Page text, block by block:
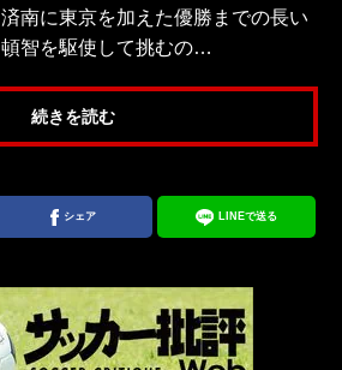
南に東京を加えた優勝までの長い
智を駆使して挑むの…
続きを読む
シェア LINEで送る